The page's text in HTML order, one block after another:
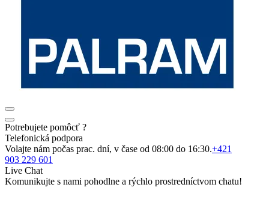
Potrebujete pomôcť ?
Telefonická podpora
Volajte nám počas prac. dní, v čase od 08:00 do 16:30.+421
903 229 601
Live Chat
Komunikujte s nami pohodlne a rýchlo prostredníctvom chatu!